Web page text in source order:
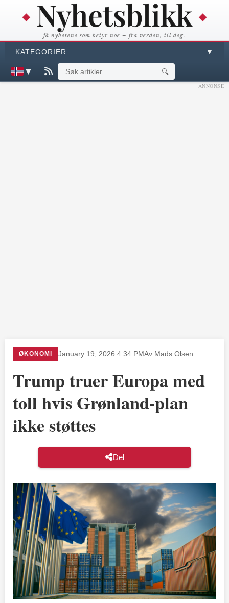
få nyhetene som betyr noe – fra verden, til deg.
KATEGORIER ▼
▼ 🔍
ANNONSE
ØKONOMI January 19, 2026 4:34 PMAv Mads Olsen
Trump truer Europa med
toll hvis Grønland-plan
ikke støttes
Del